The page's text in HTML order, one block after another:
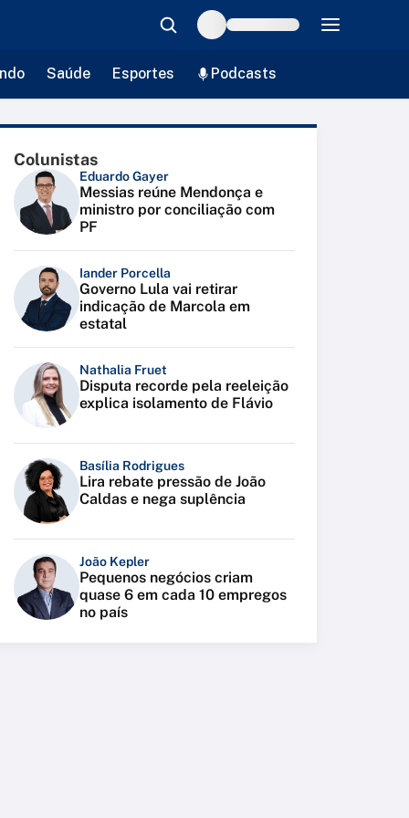
Saúde Esportes Podcasts
Colunistas
Eduardo Gayer
Messias reúne Mendonça e
ministro por conciliação com
PF
Iander Porcella
Governo Lula vai retirar
indicação de Marcola em
estatal
Nathalia Fruet
Disputa recorde pela reeleição
explica isolamento de Flávio
Basília Rodrigues
Lira rebate pressão de João
Caldas e nega suplência
João Kepler
Pequenos negócios criam
quase 6 em cada 10 empregos
no país